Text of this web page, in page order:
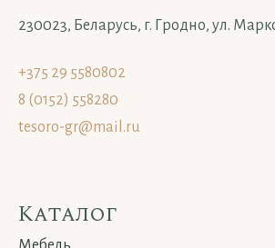
230023, Беларусь, г. Гродно, ул.
+375 29 5580802
8 (0152) 558280
tesoro-gr@mail.ru
Каталог